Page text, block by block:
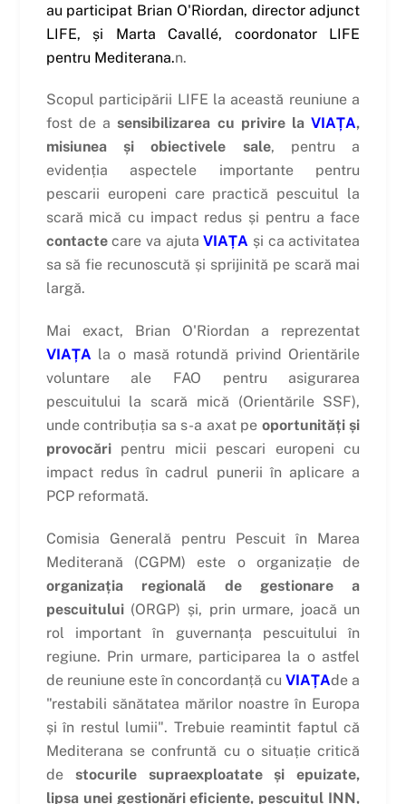
au participat Brian O'Riordan, director adjunct
LIFE, și Marta Cavallé, coordonator LIFE
pentru Mediterana.n.
Scopul participării LIFE la această reuniune a
fost de asensibilizarea cu privire laVIAȚA,
misiunea și obiectivele sale, pentru a
evidenția aspectele importante pentru
pescarii europeni care practică pescuitul la
scară mică cu impact redus și pentru a face
contactecare va ajuta VIAȚA și ca activitatea
sa să fie recunoscută și sprijinită pe scară mai
largă.
Mai exact, Brian O'Riordan a reprezentat
VIAȚA la o masă rotundă privind Orientările
voluntare ale FAO pentru asigurarea
pescuitului la scară mică (Orientările SSF),
unde contribuția sa s-a axat pe oportunități și
provocăripentru micii pescari europeni cu
impact redus în cadrul punerii în aplicare a
PCP reformată.
Comisia Generală pentru Pescuit în Marea
Mediterană (CGPM) este o organizație de
organizația regională de gestionare a
pescuitului(ORGP) și, prin urmare, joacă un
rol important în guvernanța pescuitului în
regiune. Prin urmare, participarea la o astfel
de reuniune este în concordanță cuVIAȚAde a
"restabili sănătatea mărilor noastre în Europa
și în restul lumii". Trebuie reamintit faptul că
Mediterana se confruntă cu o situație critică
de stocurile supraexploatate și epuizate,
lipsa unei gestionări eficiente, pescuitul INN,